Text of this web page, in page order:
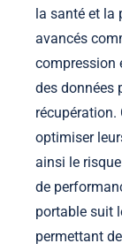
la santé et la
avancés
compression
des données
récupération.
optimiser
ainsi le
de
portable suit
permettant